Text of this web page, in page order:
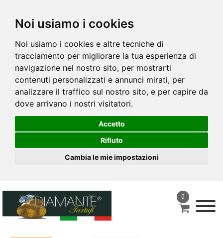
Noi usiamo i cookies
Noi usiamo i cookies e altre tecniche di
tracciamento per migliorare la tua esperienza di
navigazione nel nostro sito, per mostrarti
contenuti personalizzati e annunci mirati, per
analizzare il traffico sul nostro sito, e per capire da
dove arrivano i nostri visitatori.
Accetto
Rifiuto
Cambia le mie impostazioni
0